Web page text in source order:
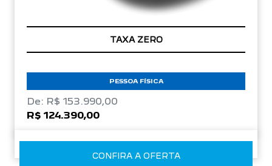
TAXA ZERO
PESSOA FÍSICA
De: R$ 153.990,00
R$ 124.390,00
CONFIRA A OFERTA